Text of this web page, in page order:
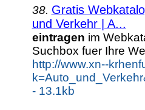
38. Gratis
und Verkehr | A...
eintragen im
Suchbox fuer Ihre
http://www.xn--
- 13.1kb